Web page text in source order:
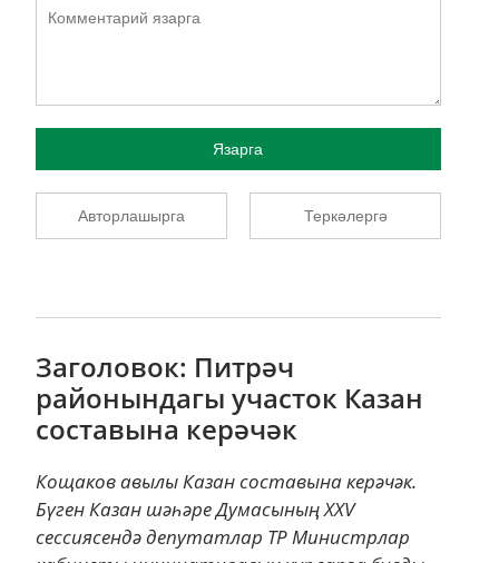
Язарга
Авторлашырга Теркәлергә
Заголовок: Питрәч
районындагы участок Казан
составына керәчәк
Кощаков авылы Казан составына керәчәк.
Бүген Казан шәһәре Думасының XXV
сессиясендә депутатлар ТР Министрлар